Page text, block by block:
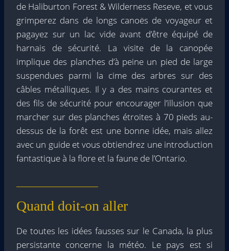
de Haliburton Forest & Wilderness Reseve, et vous
grimperez dans de longs canoës de voyageur et
pagayez sur un lac vide avant d’être équipé de
harnais de sécurité. La visite de la canopée
implique des planches d’à peine un pied de large
suspendues parmi la cime des arbres sur des
câbles métalliques. Il y a des mains courantes et
des fils de sécurité pour encourager l’illusion que
marcher sur des planches étroites à 70 pieds au-
dessus de la forêt est une bonne idée, mais allez
avec un guide et vous obtiendrez une introduction
fantastique à la flore et la faune de l’Ontario.
Quand doit-on aller
De toutes les idées fausses sur le Canada, la plus
persistante concerne la météo. Le pays est si